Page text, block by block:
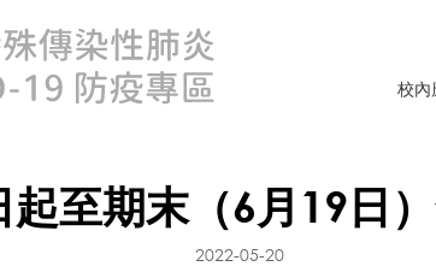
校內
起至期末（6月19日
2022-05-20